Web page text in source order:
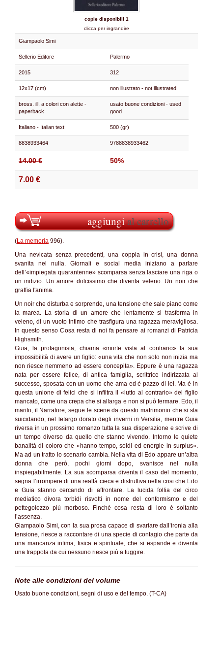
copie disponibili 1
clicca per ingrandire
Giampaolo Simi
Sellerio Editore Palermo
2015 312
12x17 (cm) non illustrato - not illustrated
bross. ill. a colori con alette -
paperback
usato buone condizioni - used
good
Italiano - Italian text 500 (gr)
8838933464 9788838933462
14.00 € 50%
7.00 €
aggiungial carrello
(La memoria 996).
Una nevicata senza precedenti, una coppia in crisi, una donna
svanita nel nulla. Giornali e social media iniziano a parlare
dell’«impiegata quarantenne» scomparsa senza lasciare una riga o
un indizio. Un amore dolcissimo che diventa veleno. Un noir che
graffia l'anima.
Un noir che disturba e sorprende, una tensione che sale piano come
la marea. La storia di un amore che lentamente si trasforma in
veleno, di un vuoto intimo che trasfigura una ragazza meravigliosa.
In questo senso Cosa resta di noi fa pensare ai romanzi di Patricia
Highsmith.
Guia, la protagonista, chiama «morte vista al contrario» la sua
impossibilità di avere un figlio: «una vita che non solo non inizia ma
non riesce nemmeno ad essere concepita». Eppure è una ragazza
nata per essere felice, di antica famiglia, scrittrice indirizzata al
successo, sposata con un uomo che ama ed è pazzo di lei. Ma è in
questa unione di felici che si infiltra il «lutto al contrario» del figlio
mancato, come una crepa che si allarga e non si può fermare. Edo, il
marito, il Narratore, segue le scene da questo matrimonio che si sta
suicidando, nel letargo dorato degli inverni in Versilia, mentre Guia
riversa in un prossimo romanzo tutta la sua disperazione e scrive di
un tempo diverso da quello che stanno vivendo. Intorno le quiete
banalità di coloro che «hanno tempo, soldi ed energie in surplus».
Ma ad un tratto lo scenario cambia. Nella vita di Edo appare un’altra
donna che però, pochi giorni dopo, svanisce nel nulla
inspiegabilmente. La sua scomparsa diventa il caso del momento,
segna l’irrompere di una realtà cieca e distruttiva nella crisi che Edo
e Guia stanno cercando di affrontare. La lucida follia del circo
mediatico divora torbidi risvolti in nome del conformismo e del
pettegolezzo più morboso. Finché cosa resta di loro è soltanto
l’assenza.
Giampaolo Simi, con la sua prosa capace di svariare dall’ironia alla
tensione, riesce a raccontare di una specie di contagio che parte da
una mancanza intima, fisica e spirituale, che si espande e diventa
una trappola da cui nessuno riesce più a fuggire.
Note alle condizioni del volume
Usato buone condizioni, segni di uso e del tempo. (T-CA)